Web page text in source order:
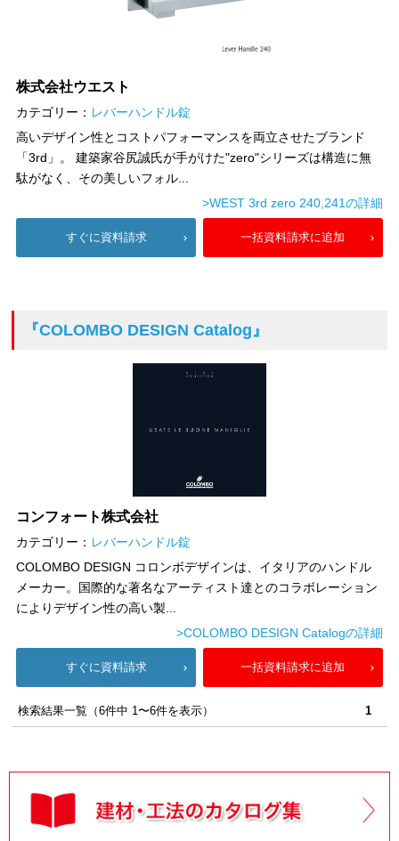
株式会社ウエスト
カテゴリー： レバーハンドル錠
高いデザイン性とコストパフォーマンスを両立させたブランド
「3rd」。 建築家谷尻誠氏が手がけた"zero"シリーズは構造に無
駄がなく、その美しいフォル...
>WEST 3rd zero 240,241の詳細
すぐに資料請求 一括資料請求に追加
『COLOMBO DESIGN Catalog』
コンフォート株式会社
カテゴリー： レバーハンドル錠
COLOMBO DESIGN コロンボデザインは、イタリアのハンドル
メーカー。国際的な著名なアーティスト達とのコラボレーション
によりデザイン性の高い製...
>COLOMBO DESIGN Catalogの詳細
すぐに資料請求 一括資料請求に追加
検索結果一覧（6件中 1〜6件を表示） 1